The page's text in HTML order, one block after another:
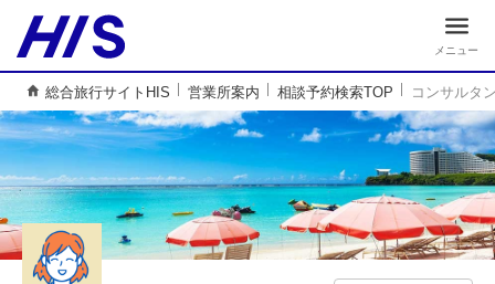
メニュー
総合旅行サイトHIS 営業所案内 相談予約検索TOP コンサルタ